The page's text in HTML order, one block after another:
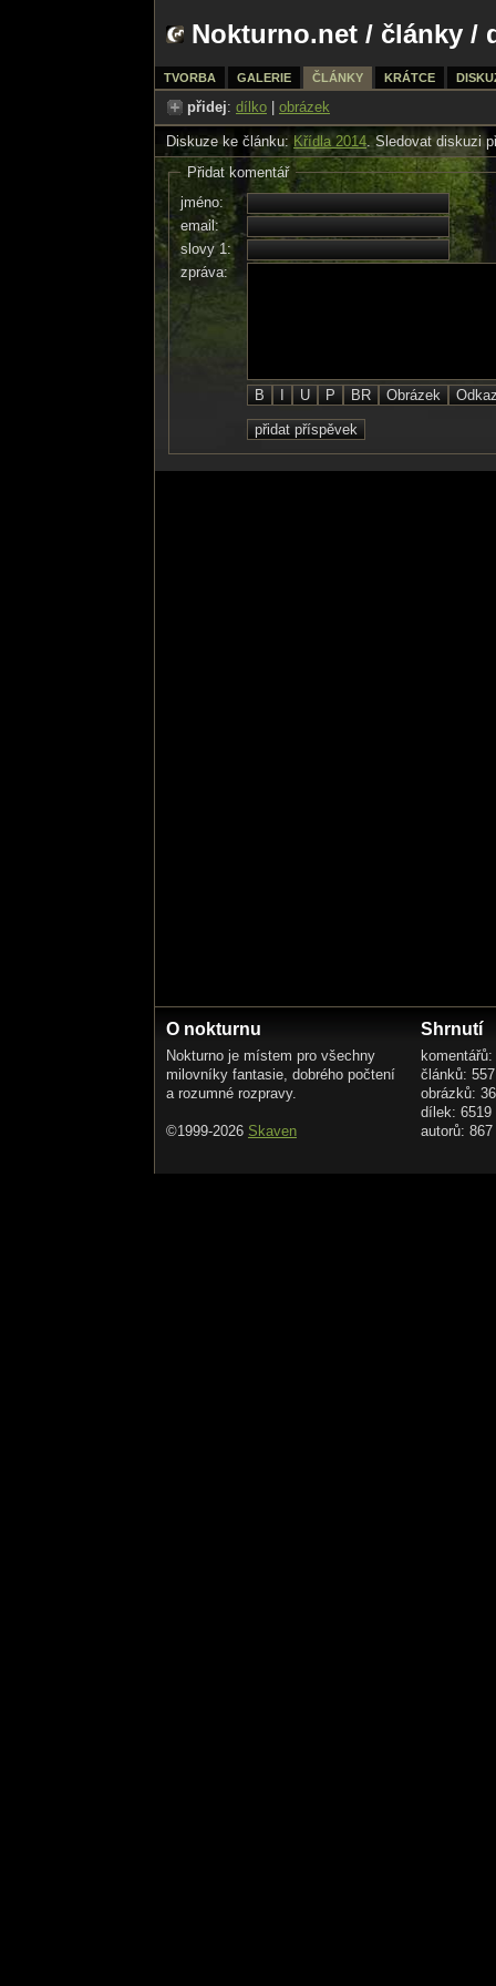
Nokturno.net / články /
TVORBA GALERIE ČLÁNKY KRÁTCE
přidej: dílko obrázek
Diskuze ke článku: Křídla 2014. Sledovat diskuzi
Přidat komentář
jméno:
email:
slovy 1:
zpráva:
O nokturnu
Nokturno je místem pro všechny
milovníky fantasie, dobrého počtení
a rozumné rozpravy.
©1999-2026 Skaven
Shrnutí
článků: 557
obrázků:
dílek: 6519
autorů: 867